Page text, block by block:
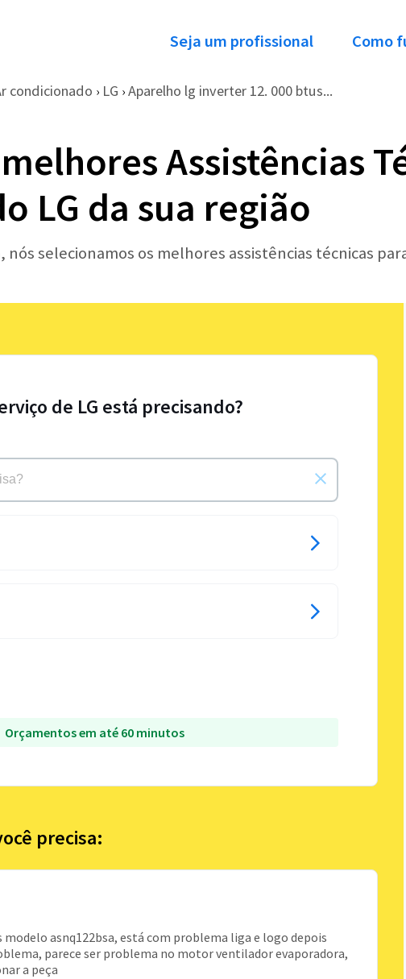
Seja um profissional Como
condicionado › LG › Aparelho lg inverter 12. 000 btus...
Assistências
LG da sua região
nós selecionamos os melhores assistências técnicas
de LG está precisando?
Orçamentos em até 60 minutos
precisa:
asnq122bsa, está com problema liga e logo depois
parece ser problema no motor ventilador evaporadora,
a peça